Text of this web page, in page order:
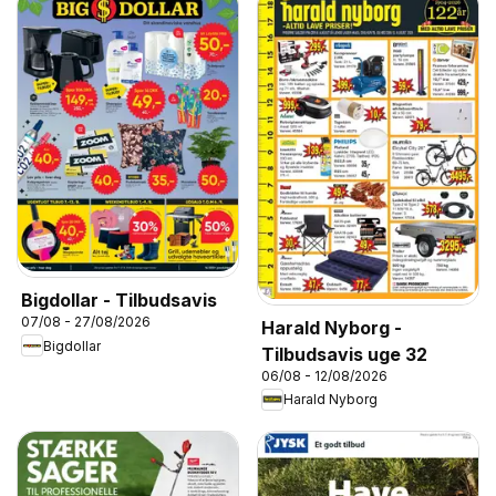
Bigdollar - Tilbudsavis
07/08 - 27/08/2026
Bigdollar
Harald Nyborg -
Tilbudsavis uge 32
06/08 - 12/08/2026
Harald Nyborg